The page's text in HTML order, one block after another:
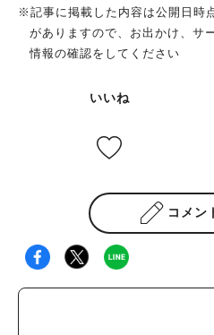
※記事に掲載した内容は公開日時
がありますので、お出かけ、サ
情報の確認をしてください
いいね
コメン